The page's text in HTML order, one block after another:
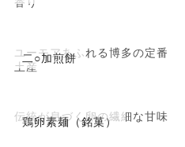
二○加煎餅
ユーモアあふれる博多の定番
土産
鶏卵素麺（銘菓）
伝統が息づく卵の繊細な甘味